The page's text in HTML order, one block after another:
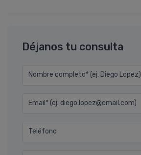
Déjanos tu consulta
Nombre completo* (ej. Diego Lopez)
Email* (ej. diego.lopez@email.com)
Teléfono